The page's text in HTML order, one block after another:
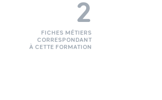
2
FICHES MÉTIERS
CORRESPONDANT
À CETTE FORMATION